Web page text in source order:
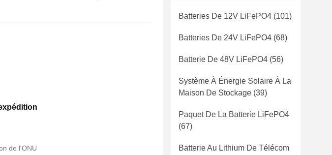
de l'ONU
Batteries De 12V LiFePO4 (101)
Batteries De 24V LiFePO4 (68)
Batterie De 48V LiFePO4 (56)
Système À Énergie Solaire À La
Maison De Stockage (39)
Paquet De La Batterie LiFePO4
(67)
Batterie Au Lithium De Télécom